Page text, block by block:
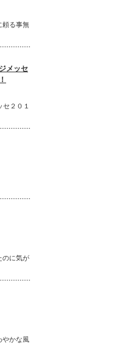
る事無
メッセ
２０１
のに気が
やかな風